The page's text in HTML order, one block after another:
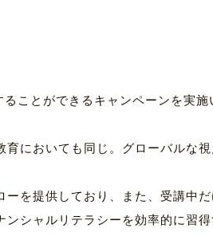
ことができるキャンペーンを実施
においても同じ。グローバルな視
を提供しており、また、受講中
シャルリテラシーを効率的に習得